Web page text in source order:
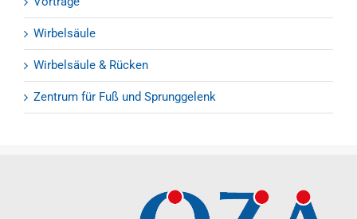
Wirbelsäule
Wirbelsäule & Rücken
Zentrum für Fuß und Sprunggelenk